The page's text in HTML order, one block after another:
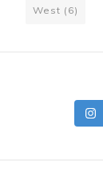
West (6)